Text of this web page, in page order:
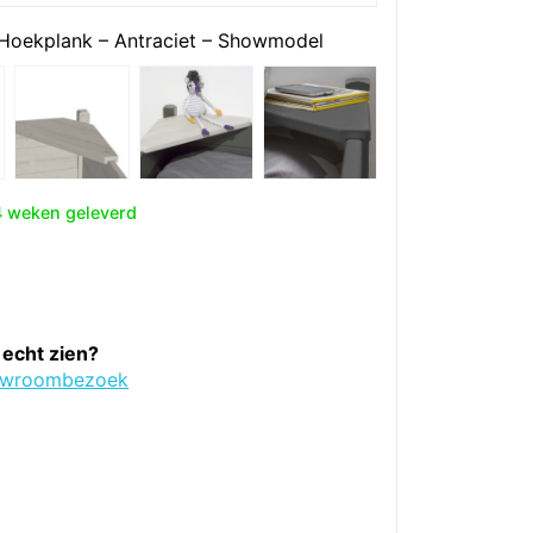
– Antraciet – Showmodel
weken geleverd
zien?